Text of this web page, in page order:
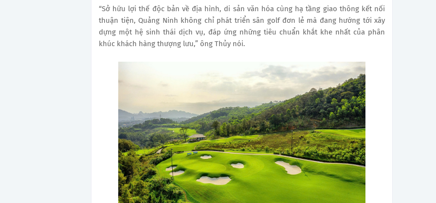
“Sở hữu lợi thế độc bản về địa hình, di sản văn hóa cùng hạ tầng giao thông kết nối
thuận tiện, Quảng Ninh không chỉ phát triển sân golf đơn lẻ mà đang hướng tới xây
dựng một hệ sinh thái dịch vụ, đáp ứng những tiêu chuẩn khắt khe nhất của phân
khúc khách hàng thượng lưu,” ông Thủy nói.